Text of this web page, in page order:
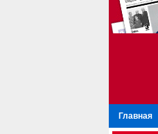
Главная